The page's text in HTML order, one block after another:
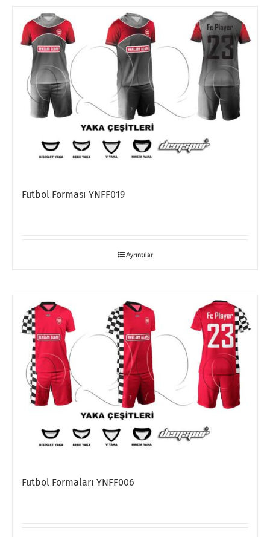
Futbol Forması YNFF019
Ayrıntılar
Futbol Formaları YNFF006